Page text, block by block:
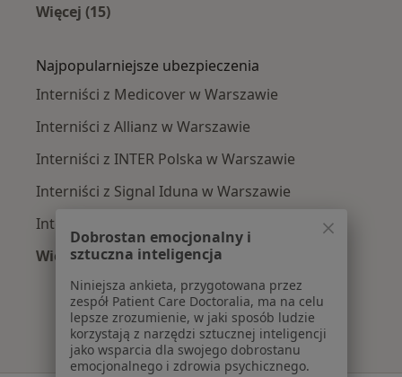
Więcej (15)
Najpopularniejsze ubezpieczenia
Interniści z Medicover w Warszawie
Interniści z Allianz w Warszawie
Interniści z INTER Polska w Warszawie
Interniści z Signal Iduna w Warszawie
Interniści z Compensa w Warszawie
Więcej (15)
Więcej w kategorii: Najpopularniejsze
Dobrostan emocjonalny i
sztuczna inteligencja
Niniejsza ankieta, przygotowana przez
zespół Patient Care Doctoralia, ma na celu
lepsze zrozumienie, w jaki sposób ludzie
korzystają z narzędzi sztucznej inteligencji
jako wsparcia dla swojego dobrostanu
emocjonalnego i zdrowia psychicznego.